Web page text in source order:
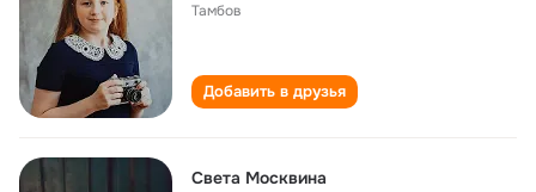
Тамбов
Добавить в друзья
Света Москвина